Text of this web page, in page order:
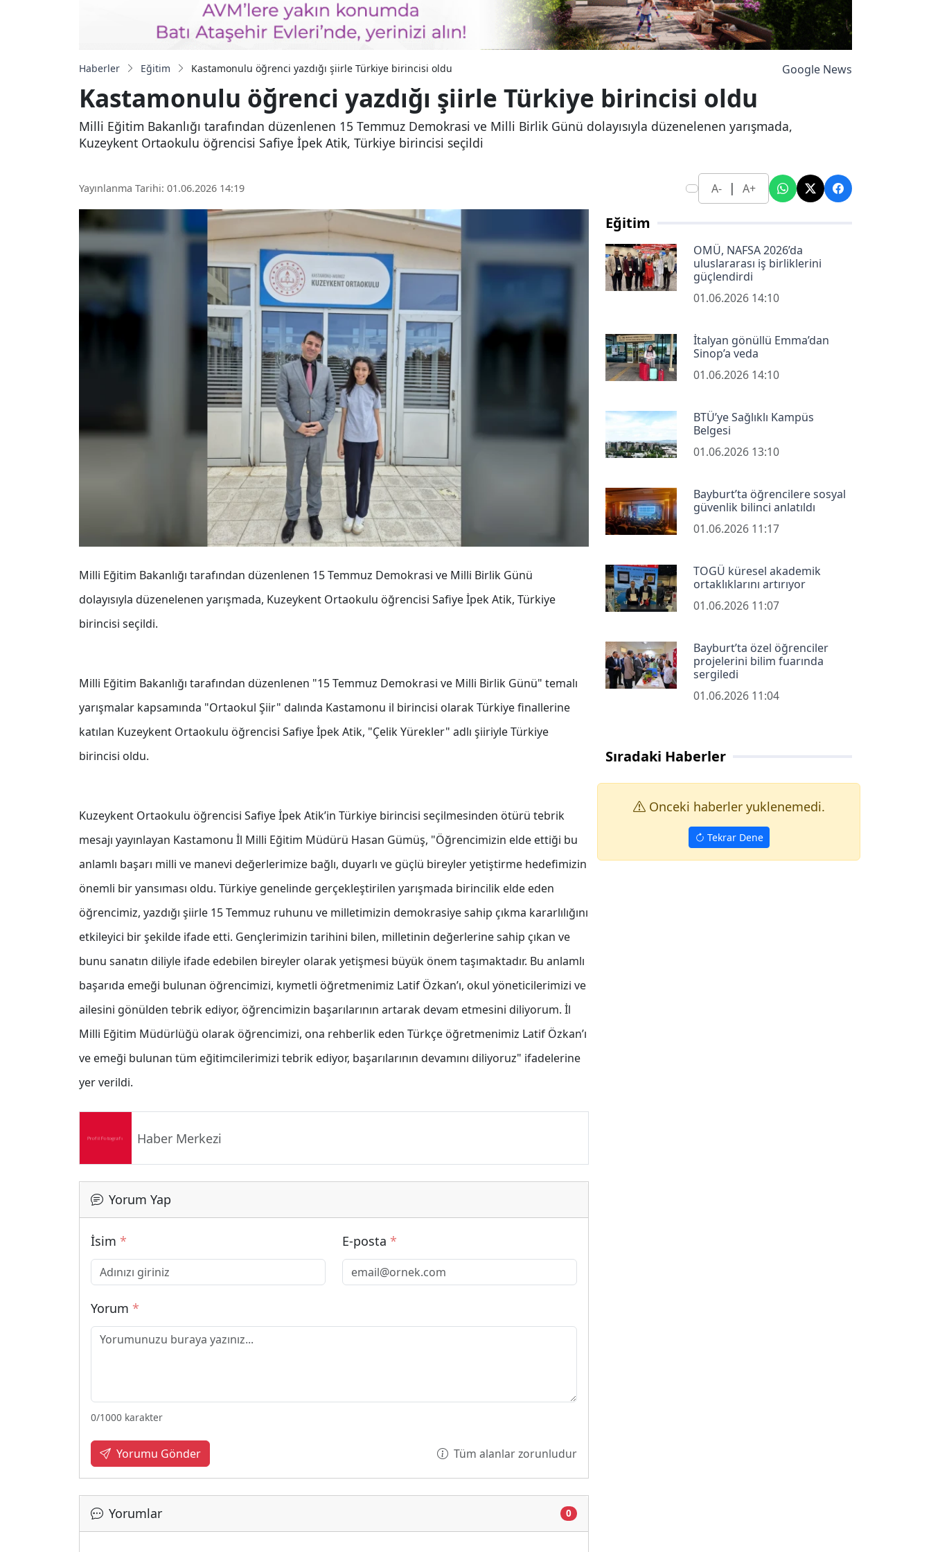
Haberler Eğitim Kastamonulu öğrenci yazdığı şiirle Türkiye birincisi oldu Google News
Kastamonulu öğrenci yazdığı şiirle Türkiye birincisi oldu
Milli Eğitim Bakanlığı tarafından düzenlenen 15 Temmuz Demokrasi ve Milli Birlik Günü dolayısıyla düzenelenen yarışmada,
Kuzeykent Ortaokulu öğrencisi Safiye İpek Atik, Türkiye birincisi seçildi
Yayınlanma Tarihi: 01.06.2026 14:19 A- | A+
Milli Eğitim Bakanlığı tarafından düzenlenen 15 Temmuz Demokrasi ve Milli Birlik Günü
dolayısıyla düzenelenen yarışmada, Kuzeykent Ortaokulu öğrencisi Safiye İpek Atik, Türkiye
birincisi seçildi.
Milli Eğitim Bakanlığı tarafından düzenlenen "15 Temmuz Demokrasi ve Milli Birlik Günü" temalı
yarışmalar kapsamında "Ortaokul Şiir" dalında Kastamonu il birincisi olarak Türkiye finallerine
katılan Kuzeykent Ortaokulu öğrencisi Safiye İpek Atik, "Çelik Yürekler" adlı şiiriyle Türkiye
birincisi oldu.
Kuzeykent Ortaokulu öğrencisi Safiye İpek Atik’in Türkiye birincisi seçilmesinden ötürü tebrik
mesajı yayınlayan Kastamonu İl Milli Eğitim Müdürü Hasan Gümüş, "Öğrencimizin elde ettiği bu
anlamlı başarı milli ve manevi değerlerimize bağlı, duyarlı ve güçlü bireyler yetiştirme hedefimizin
önemli bir yansıması oldu. Türkiye genelinde gerçekleştirilen yarışmada birincilik elde eden
öğrencimiz, yazdığı şiirle 15 Temmuz ruhunu ve milletimizin demokrasiye sahip çıkma kararlılığını
etkileyici bir şekilde ifade etti. Gençlerimizin tarihini bilen, milletinin değerlerine sahip çıkan ve
bunu sanatın diliyle ifade edebilen bireyler olarak yetişmesi büyük önem taşımaktadır. Bu anlamlı
başarıda emeği bulunan öğrencimizi, kıymetli öğretmenimiz Latif Özkan’ı, okul yöneticilerimizi ve
ailesini gönülden tebrik ediyor, öğrencimizin başarılarının artarak devam etmesini diliyorum. İl
Milli Eğitim Müdürlüğü olarak öğrencimizi, ona rehberlik eden Türkçe öğretmenimiz Latif Özkan’ı
ve emeği bulunan tüm eğitimcilerimizi tebrik ediyor, başarılarının devamını diliyoruz" ifadelerine
yer verildi.
Haber Merkezi
Yorum Yap
İsim * E-posta *
Yorum *
0/1000 karakter
Yorumu Gönder Tüm alanlar zorunludur
Yorumlar 0
Eğitim
OMÜ, NAFSA 2026’da
uluslararası iş birliklerini
güçlendirdi
01.06.2026 14:10
İtalyan gönüllü Emma’dan
Sinop’a veda
01.06.2026 14:10
BTÜ’ye Sağlıklı Kampüs
Belgesi
01.06.2026 13:10
Bayburt’ta öğrencilere sosyal
güvenlik bilinci anlatıldı
01.06.2026 11:17
TOGÜ küresel akademik
ortaklıklarını artırıyor
01.06.2026 11:07
Bayburt’ta özel öğrenciler
projelerini bilim fuarında
sergiledi
01.06.2026 11:04
Sıradaki Haberler
Onceki haberler yuklenemedi.
Tekrar Dene